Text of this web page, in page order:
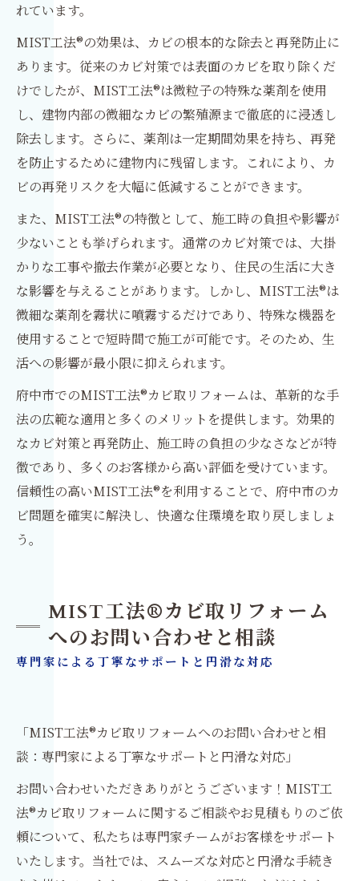
れています。
MIST工法®の効果は、カビの根本的な除去と再発防止に
あります。従来のカビ対策では表面のカビを取り除くだ
けでしたが、MIST工法®は微粒子の特殊な薬剤を使用
し、建物内部の微細なカビの繁殖源まで徹底的に浸透し
除去します。さらに、薬剤は一定期間効果を持ち、再発
を防止するために建物内に残留します。これにより、カ
ビの再発リスクを大幅に低減することができます。
また、MIST工法®の特徴として、施工時の負担や影響が
少ないことも挙げられます。通常のカビ対策では、大掛
かりな工事や撤去作業が必要となり、住民の生活に大き
な影響を与えることがあります。しかし、MIST工法®は
微細な薬剤を霧状に噴霧するだけであり、特殊な機器を
使用することで短時間で施工が可能です。そのため、生
活への影響が最小限に抑えられます。
府中市でのMIST工法®カビ取リフォームは、革新的な手
法の広範な適用と多くのメリットを提供します。効果的
なカビ対策と再発防止、施工時の負担の少なさなどが特
徴であり、多くのお客様から高い評価を受けています。
信頼性の高いMIST工法®を利用することで、府中市のカ
ビ問題を確実に解決し、快適な住環境を取り戻しましょ
う。
MIST工法®カビ取リフォーム
へのお問い合わせと相談
専門家による丁寧なサポートと円滑な対応
「MIST工法®カビ取リフォームへのお問い合わせと相
談：専門家による丁寧なサポートと円滑な対応」
お問い合わせいただきありがとうございます！MIST工
法®カビ取リフォームに関するご相談やお見積もりのご依
頼について、私たちは専門家チームがお客様をサポート
いたします。当社では、スムーズな対応と円滑な手続き